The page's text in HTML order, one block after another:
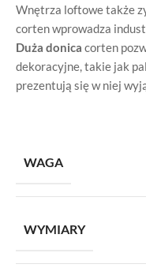
Wnętrza loftowe także
corten wprowadza
Duża donica corten
dekoracyjne, takie jak
prezentują się w niej
WAGA
WYMIARY